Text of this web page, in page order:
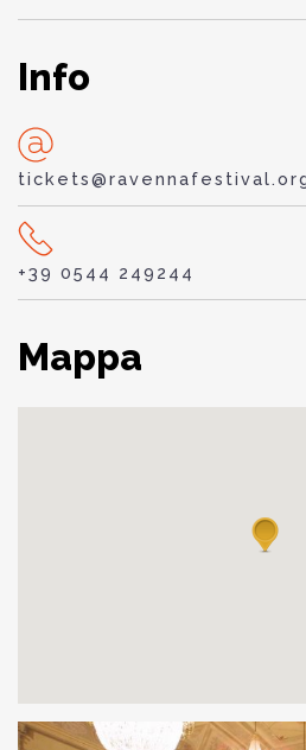
Info
+39 0544 249244
Mappa